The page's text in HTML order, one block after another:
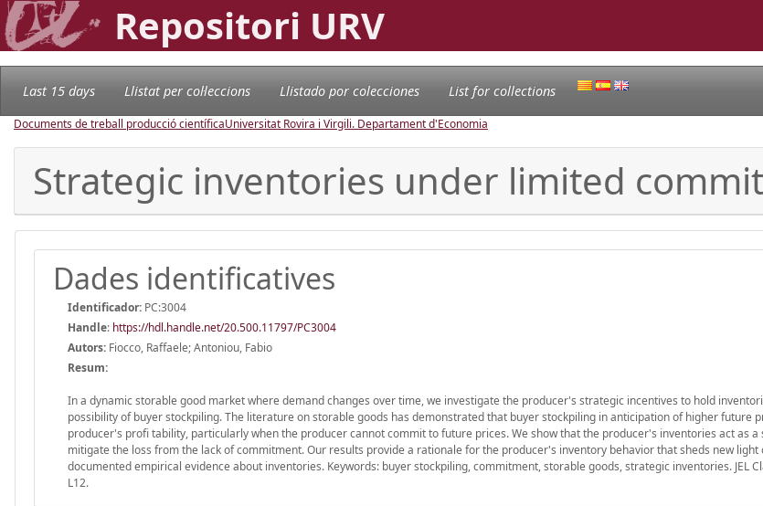
Repositori URV
Last 15 days Llistat per col·leccions Llistado por colecciones List for collections
Documents de treball producció científicaUniversitat Rovira i Virgili. Departament d'Economia
Strategic inventories under limited
Dades identificatives
Identificador: PC:3004
Handle: https://hdl.handle.net/20.500.11797/PC3004
Autors: Fiocco, Raffaele; Antoniou, Fabio
Resum:
In a dynamic storable good market where demand changes over time, we investigate the producer's strategic incentives to hold
possibility of buyer stockpiling. The literature on storable goods has demonstrated that buyer stockpiling in anticipation of higher future
producer's profi tability, particularly when the producer cannot commit to future prices. We show that the producer's inventories act as a
mitigate the loss from the lack of commitment. Our results provide a rationale for the producer's inventory behavior that sheds new light
documented empirical evidence about inventories. Keywords: buyer stockpiling, commitment, storable goods, strategic inventories. JEL
L12.